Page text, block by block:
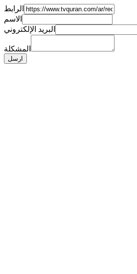
الرابط
الاسم
البريد الإلكتروني
المشكلة
ارسل